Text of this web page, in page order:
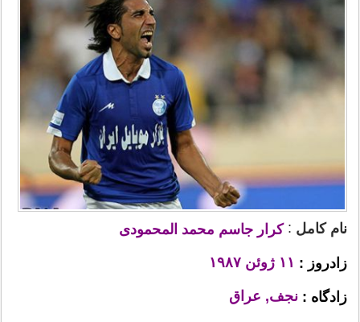
نام کامل : کرار جاسم محمد المحمودی
زادروز : ۱۱ ژوئن ۱۹۸۷ ‏
زادگاه : نجف, عراق